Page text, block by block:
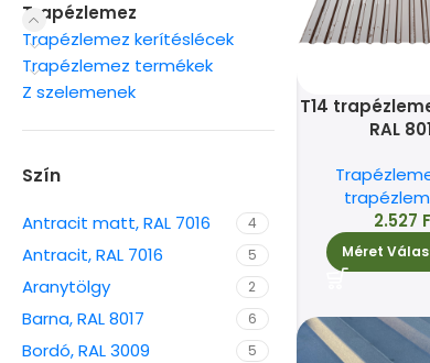
Trapézlemez
Trapézlemez kerítéslécek
Trapézlemez termékek
Z szelemenek
Szín
Antracit matt, RAL 7016 4
Antracit, RAL 7016 5
Aranytölgy 2
Barna, RAL 8017 6
Bordó, RAL 3009 5
T14
RAL
2.527
Méret